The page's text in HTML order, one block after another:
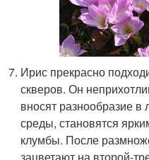
Ирис прекрасно
скверов. Он
вносят разнообразие
среды, становятся
клумбы. После